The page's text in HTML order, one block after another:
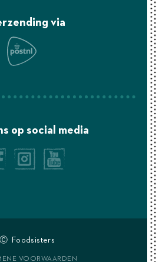
via
op social media
Ⓒ Foodsisters
VOORWAARDEN